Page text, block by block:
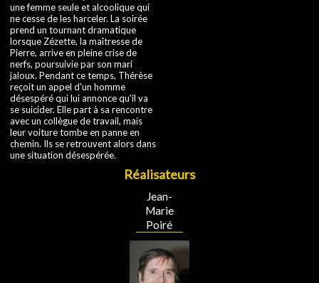
une femme seule et alcoolique qui
ne cesse de les harceler. La soirée
prend un tournant dramatique
lorsque Zézette, la maîtresse de
Pierre, arrive en pleine crise de
nerfs, poursuivie par son mari
jaloux. Pendant ce temps, Thérèse
reçoit un appel d'un homme
désespéré qui lui annonce qu'il va
se suicider. Elle part à sa rencontre
avec un collègue de travail, mais
leur voiture tombe en panne en
chemin. Ils se retrouvent alors dans
une situation désespérée.
Réalisateurs
Jean-
Marie
Poiré